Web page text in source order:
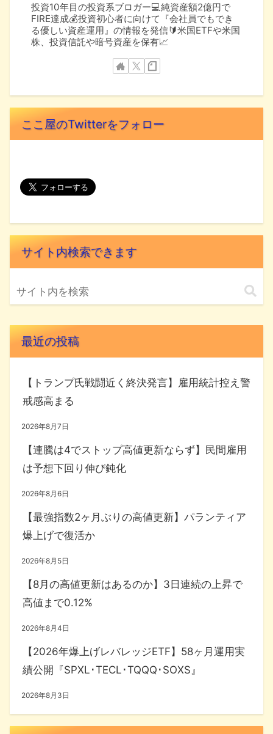
投資10年目の投資系ブロガー💻純資産額2億円で
FIRE達成💰投資初心者に向けて『会社員でもでき
る優しい資産運用』の情報を発信🔰米国ETFや米国
株、投資信託や暗号資産を保有📈
ここ屋のTwitterをフォロー
サイト内検索できます
最近の投稿
【トランプ氏戦闘近く終決発言】雇用統計控え警
戒感高まる
2026年8月7日
【連騰は4でストップ高値更新ならず】民間雇用
は予想下回り伸び鈍化
2026年8月6日
【最強指数2ヶ月ぶりの高値更新】パランティア
爆上げで復活か
2026年8月5日
【8月の高値更新はあるのか】3日連続の上昇で
高値まで0.12%
2026年8月4日
【2026年爆上げレバレッジETF】58ヶ月運用実
績公開『SPXL･TECL･TQQQ･SOXS』
2026年8月3日